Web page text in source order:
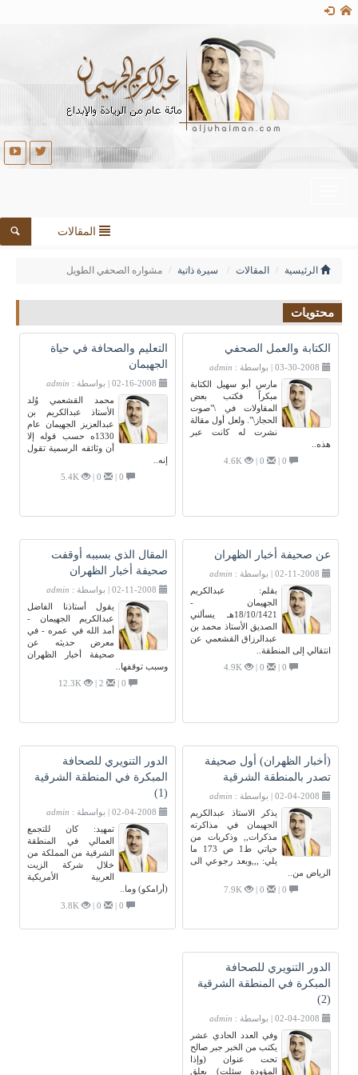
المقالات
الرئيسية المقالات سيرة ذاتية مشواره الصحفي الطويل
محتويات
الكتابة والعمل الصحفي
admin
مارس أبو سهيل الكتابة
مبكراً فكتب بعض
المقاولات في \"صوت
الحجاز\". ولعل أول مقالة
نشرت له كانت عبر
هذه..
4.6K
التعليم والصحافة في حياة
الجهيمان
admin
محمد القشعمي وُلد
الأستاذ عبدالكريم بن
عبدالعزيز الجهيمان عام
1330ه حسب قوله إلا
أن وثائقه الرسمية تقول
إنه..
5.4K
عن صحيفة أخبار الظهران
admin
بقلم: عبدالكريم
الجهيمان -
18/10/1421هـ يسألني
الصديق الأستاذ محمد بن
عبدالرزاق القشعمي عن
انتقالي إلى المنطقة..
4.9K
المقال الذي بسببه أوقفت
صحيفة أخبار الظهران
admin
يقول أستاذنا الفاضل
عبدالكريم الجهيمان -
أمد الله في عمره - في
معرض حديثه عن
صحيفة أخبار الظهران
وسبب توقفها..
12.3K
(أخبار الظهران) أول صحيفة
تصدر بالمنطقة الشرقية
admin
يذكر الاستاذ عبدالكريم
الجهيمان في مذاكرته
مذكرات,, وذكريات من
حياتي ط1 ص 173 ما
يلي: ,,,وبعد رجوعي الى
الرياض من..
7.9K
الدور التنويري للصحافة
المبكرة في المنطقة الشرقية
(1)
admin
تمهيد: كان للتجمع
العمالي في المنطقة
الشرقية من المملكة من
خلال شركة الزيت
العربية الأمريكية
(أرامكو) وما..
3.8K
الدور التنويري للصحافة
المبكرة في المنطقة الشرقية
(2)
admin
وفي العدد الحادي عشر
يكتب من الخبر جبر صالح
تحت عنوان (وإذا
المؤودة سئلت) يعلق